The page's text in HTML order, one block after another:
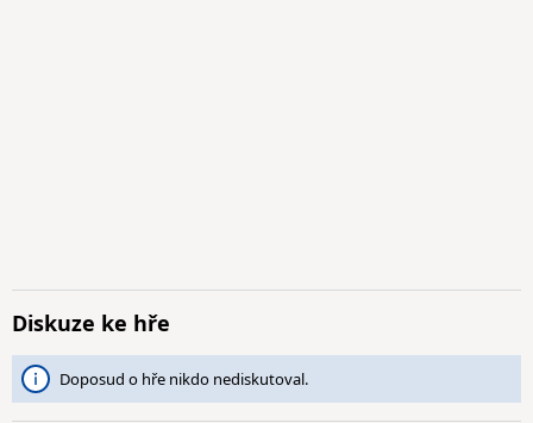
Diskuze ke hře
Doposud o hře nikdo nediskutoval.